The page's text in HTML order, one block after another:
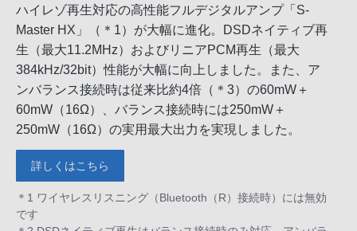
ハイレゾ再生対応の高性能フルデジタルアンプ「S-
Master HX」（＊1）が大幅に進化。DSDネイティブ再
生（最大11.2MHz）およびリニアPCM再生（最大
384kHz/32bit）性能が大幅に向上しました。また、ア
ンバランス接続時は従来比約4倍（＊3）の60mW＋
60mW（16Ω）、バランス接続時には250mW＋
250mW（16Ω）の実用最大出力を実現しました。
詳しくはこちら
＊1 ワイヤレスリスニング（Bluetooth（R）接続時）には無効
です